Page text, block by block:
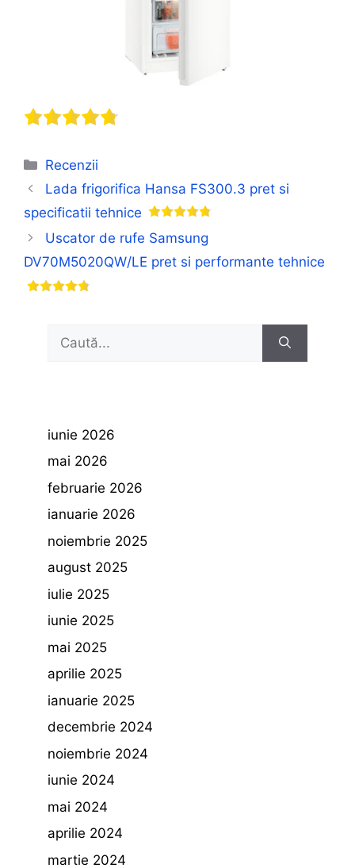
Categorii
Recenzii
Lada frigorifica Hansa FS300.3 pret si
specificatii tehnice
Uscator de rufe Samsung
DV70M5020QW/LE pret si performante tehnice
după:
iunie 2026
mai 2026
februarie 2026
ianuarie 2026
noiembrie 2025
august 2025
iulie 2025
iunie 2025
mai 2025
aprilie 2025
ianuarie 2025
decembrie 2024
noiembrie 2024
iunie 2024
mai 2024
aprilie 2024
martie 2024